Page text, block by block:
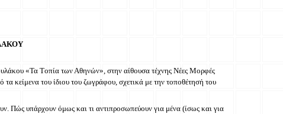
«Τα Tοπία των Αθηνών», στην αίθουσα τέχνης Νέες Μορφές
κείμενα του ίδιου του ζωγράφου, σχετικά με την τοποθέτησή του
υπάρχουν όμως και τι αντιπροσωπεύουν για μένα (ίσως και για